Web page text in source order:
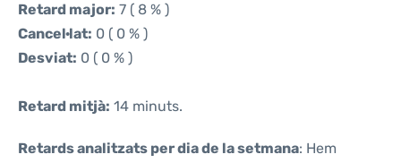
Retard major: 7 ( 8 % )
Cancel·lat: 0 ( 0 % )
Desviat: 0 ( 0 % )
Retard mitjà: 14 minuts.
Retards analitzats per dia de la setmana: Hem